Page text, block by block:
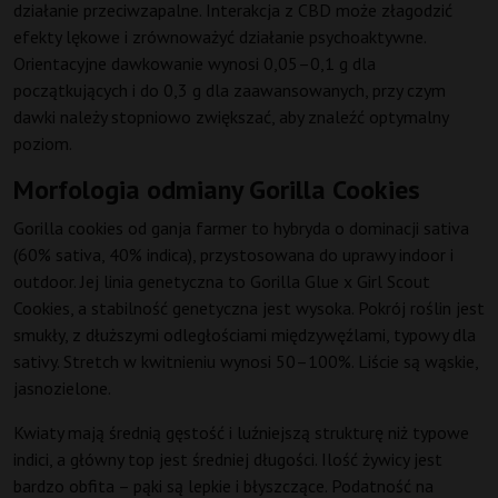
działanie przeciwzapalne. Interakcja z CBD może złagodzić
efekty lękowe i zrównoważyć działanie psychoaktywne.
Orientacyjne dawkowanie wynosi 0,05–0,1 g dla
początkujących i do 0,3 g dla zaawansowanych, przy czym
dawki należy stopniowo zwiększać, aby znaleźć optymalny
poziom.
Morfologia odmiany Gorilla Cookies
Gorilla cookies od ganja farmer to hybryda o dominacji sativa
(60% sativa, 40% indica), przystosowana do uprawy indoor i
outdoor. Jej linia genetyczna to Gorilla Glue x Girl Scout
Cookies, a stabilność genetyczna jest wysoka. Pokrój roślin jest
smukły, z dłuższymi odległościami międzywęźlami, typowy dla
sativy. Stretch w kwitnieniu wynosi 50–100%. Liście są wąskie,
jasnozielone.
Kwiaty mają średnią gęstość i luźniejszą strukturę niż typowe
indici, a główny top jest średniej długości. Ilość żywicy jest
bardzo obfita – pąki są lepkie i błyszczące. Podatność na